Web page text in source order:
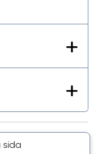
sida